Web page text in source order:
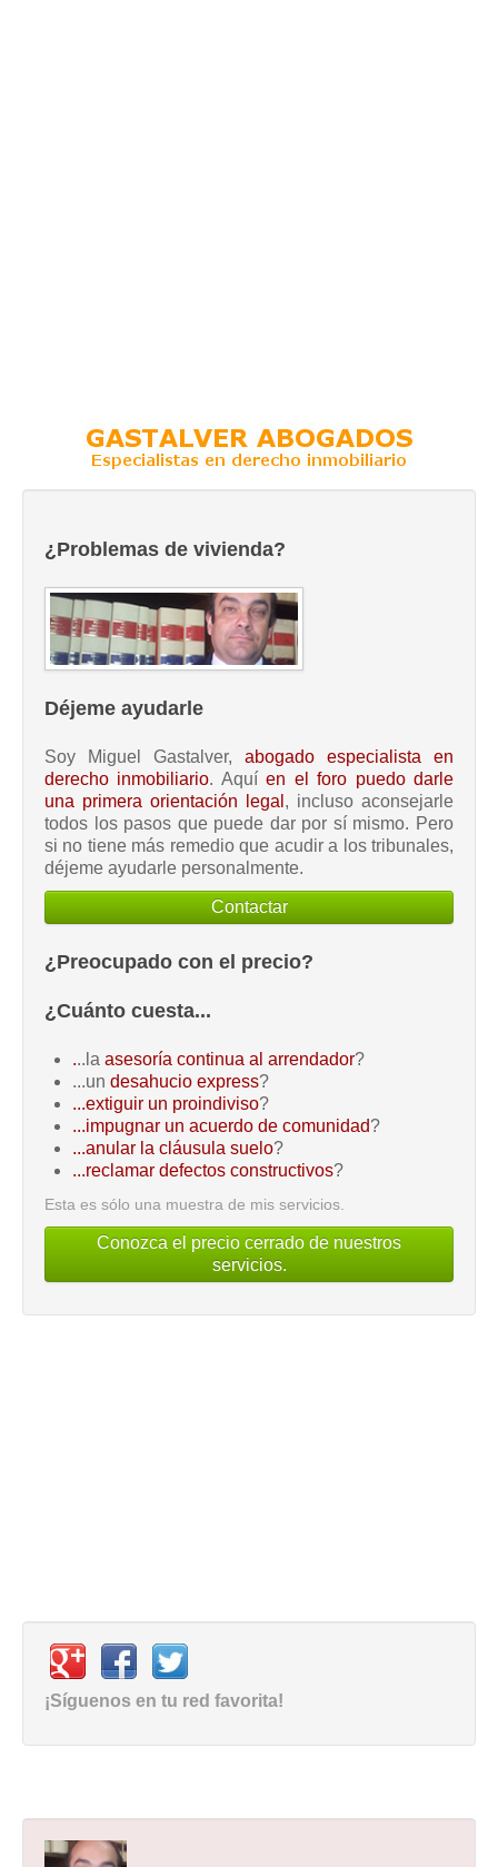
¿Problemas de vivienda?
Déjeme ayudarle
Soy Miguel Gastalver, abogado especialista en
derecho inmobiliario. Aquíen el foro puedo darle
una primera orientación legal , incluso aconsejarle
todos los pasos que puede dar por sí mismo. Pero
si no tiene más remedio que acudir a los tribunales,
déjeme ayudarle personalmente.
Contactar
¿Preocupado con el precio?
¿Cuánto cuesta...
...la asesoría continua al arrendador?
...un desahucio express?
...extiguir un proindiviso?
...impugnar un acuerdo de comunidad?
...anular la cláusula suelo?
...reclamar defectos constructivos?
Esta es sólo una muestra de mis servicios.
Conozca el precio cerrado de nuestros
servicios.
¡Síguenos en tu red favorita!